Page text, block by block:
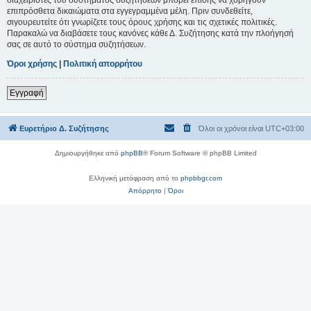
επιπρόσθετα δικαιώματα στα εγγεγραμμένα μέλη. Πριν συνδεθείτε,
σιγουρευτείτε ότι γνωρίζετε τους όρους χρήσης και τις σχετικές πολιτικές.
Παρακαλώ να διαβάσετε τους κανόνες κάθε Δ. Συζήτησης κατά την πλοήγησή
σας σε αυτό το σύστημα συζητήσεων.
Όροι χρήσης | Πολιτική απορρήτου
Εγγραφή
Ευρετήριο Δ. Συζήτησης Όλοι οι χρόνοι είναι UTC+03:00
Δημιουργήθηκε από phpBB® Forum Software © phpBB Limited
Ελληνική μετάφραση από το phpbbgr.com
Απόρρητο|Όροι